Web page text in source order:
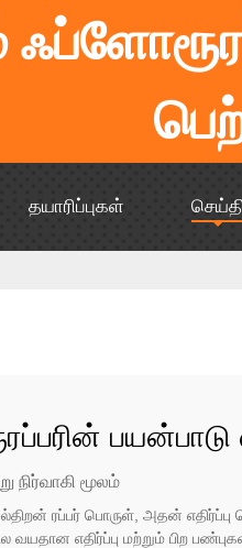
தயாரிப்புகள்
நிர்வாகி மூலம்
ரப்பர் பொருள், அதன் எதிர்ப்பு
எதிர்ப்பு மற்றும் பிற